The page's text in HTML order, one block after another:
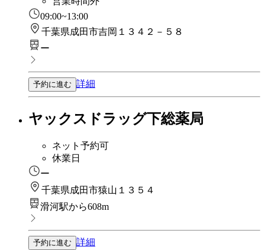
09:00~13:00
千葉県成田市吉岡１３４２－５８
ー
予約に進む 詳細
ヤックスドラッグ下総薬局
ネット予約可
休業日
ー
千葉県成田市猿山１３５４
滑河駅から608m
予約に進む 詳細